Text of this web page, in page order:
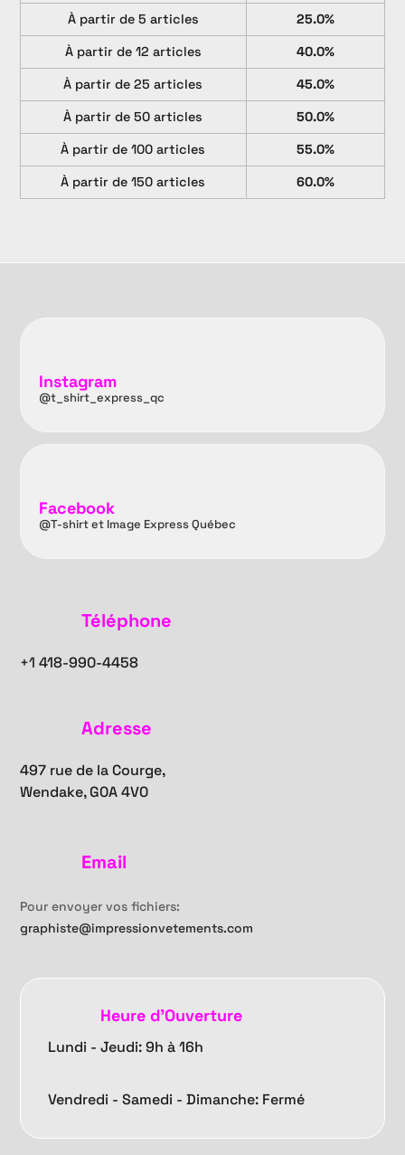
À partir de 5 articles
25.0%
À partir de 12 articles
40.0%
À partir de 25 articles
45.0%
À partir de 50 articles
50.0%
À partir de 100 articles
55.0%
À partir de 150 articles
60.0%
Instagram
@t_shirt_express_qc
Facebook
@T-shirt et Image Express Québec
Téléphone
+1418-990-4458
Adresse
497 rue de la Courge,
Wendake, G0A 4V0
Email
Pour envoyer vos fichiers:
graphiste@impressionvetements.com
Heure d'Ouverture
Lundi - Jeudi: 9h à 16h
Vendredi -Samedi - Dimanche: Fermé